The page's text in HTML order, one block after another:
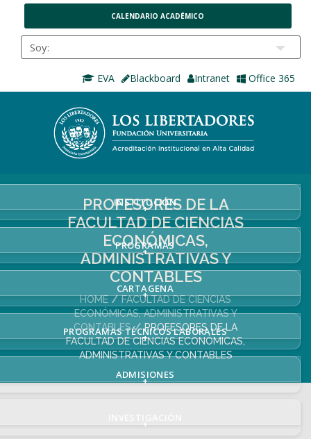
CALENDARIO ACADÉMICO
EVA Blackboard Intranet Office 365
INSTITUCIÓN
+
PROGRAMAS
+
CARTAGENA
+
PROGRAMAS TÉCNICOS LABORALES
+
ADMISIONES
+
+
PROFESORES DE LA
FACULTAD DE CIENCIAS
ECONÓMICAS,
ADMINISTRATIVAS Y
CONTABLES
HOME
FACULTAD DE CIENCIAS
ECONÓMICAS, ADMINISTRATIVAS Y
CONTABLES
PROFESORES DE LA
FACULTAD DE CIENCIAS ECONÓMICAS,
ADMINISTRATIVAS Y CONTABLES